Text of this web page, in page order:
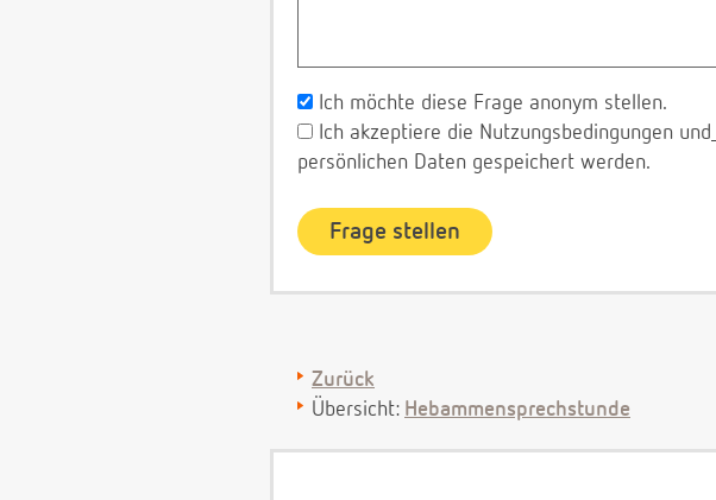
Ich möchte diese Frage anonym stellen.
Ich akzeptiere die Nutzungsbedingungen und
persönlichen Daten gespeichert werden.
Zurück
Übersicht: Hebammensprechstunde